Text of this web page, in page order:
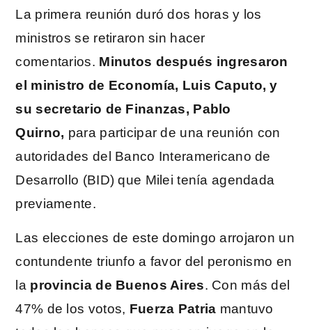
La primera reunión duró dos horas y los
ministros se retiraron sin hacer
comentarios. Minutos después ingresaron
el ministro de Economía, Luis Caputo, y
su secretario de Finanzas, Pablo
Quirno, para participar de una reunión con
autoridades del Banco Interamericano de
Desarrollo (BID) que Milei tenía agendada
previamente.
Las elecciones de este domingo arrojaron un
contundente triunfo a favor del peronismo en
la provincia de Buenos Aires. Con más del
47% de los votos, Fuerza Patria mantuvo